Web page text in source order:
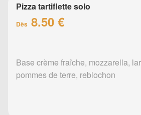
Pizza tartiflette solo
Dès 8.50 €
Base crème fraîche, mozzarella,
pommes de terre, reblochon